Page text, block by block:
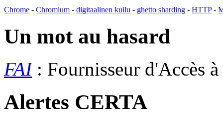
Chrome - Chromium - digitaalinen kuilu - ghetto sharding - HTTP-
Un mot au hasard
FAI: Fournisseur d'Accès
Alertes CERTA